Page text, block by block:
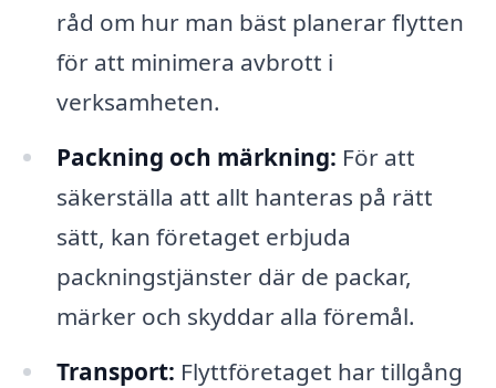
råd om hur man bäst planerar flytten
för att minimera avbrott i
verksamheten.
Packning och märkning: För att
säkerställa att allt hanteras på rätt
sätt, kan företaget erbjuda
packningstjänster där de packar,
märker och skyddar alla föremål.
Transport: Flyttföretaget har tillgång